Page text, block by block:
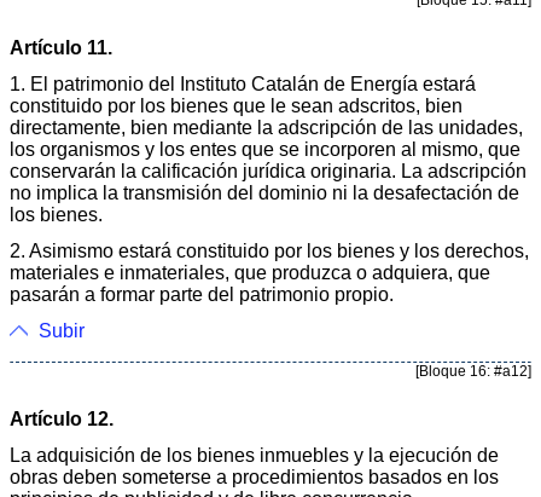
Artículo 11.
1. El patrimonio del Instituto Catalán de Energía estará
constituido por los bienes que le sean adscritos, bien
directamente, bien mediante la adscripción de las unidades,
los organismos y los entes que se incorporen al mismo, que
conservarán la calificación jurídica originaria. La adscripción
no implica la transmisión del dominio ni la desafectación de
los bienes.
2. Asimismo estará constituido por los bienes y los derechos,
materiales e inmateriales, que produzca o adquiera, que
pasarán a formar parte del patrimonio propio.
Subir
[Bloque 16: #a12]
Artículo 12.
La adquisición de los bienes inmuebles y la ejecución de
obras deben someterse a procedimientos basados en los